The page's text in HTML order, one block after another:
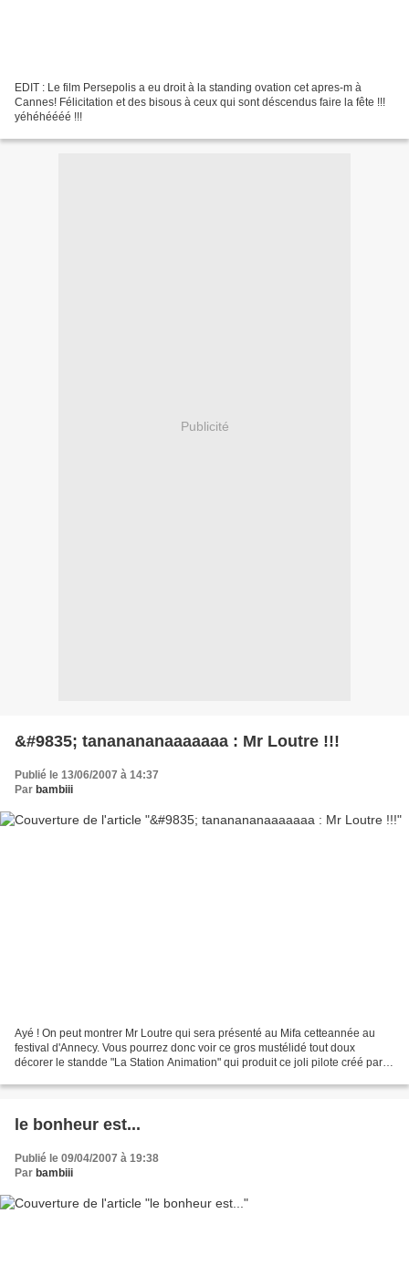
EDIT : Le film Persepolis a eu droit à la standing ovation cet apres-m à
Cannes! Félicitation et des bisous à ceux qui sont déscendus faire la fête !!!
yéhéhéééé !!!
Publicité
&#9835; tananananaaaaaaa : Mr Loutre !!!
Publié le 13/06/2007 à 14:37
Par bambiii
Ayé ! On peut montrer Mr Loutre qui sera présenté au Mifa cetteannée au
festival d'Annecy. Vous pourrez donc voir ce gros mustélidé tout doux
décorer le standde "La Station Animation" qui produit ce joli pilote créé par
le bonheur est...
Publié le 09/04/2007 à 19:38
Par bambiii